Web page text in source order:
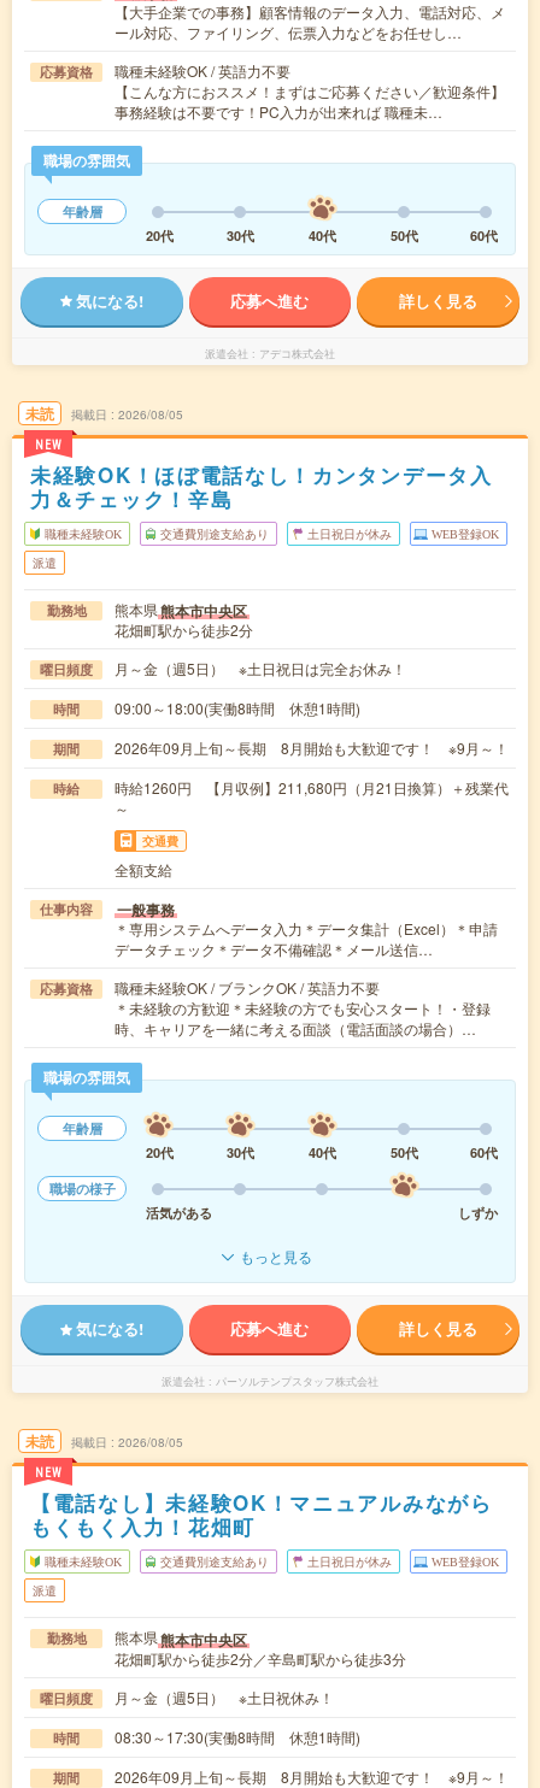
【大手企業での事務】顧客情報のデータ入力、電話対応、メ
ール対応、ファイリング、伝票入力などをお任せし…
応募資格
職種未経験OK / 英語力不要
【こんな方におススメ！まずはご応募ください／歓迎条件】
事務経験は不要です！PC入力が出来れば 職種未…
職場の雰囲気
年齢層
20代
30代 40代 50代 60代
気になる! 応募へ進む 詳しく見る
派遣会社 アデコ株式会社
未読
NEW
掲載日 2026/08/05
未経験OK！ほぼ電話なし！カンタンデータ入
力＆チェック！辛島
職種未経験OK 交通費別途支給あり 土日祝日が休み WEB登録OK
派遣
勤務地 熊本県熊本市中央区
花畑町駅から徒歩2分
曜日頻度 月～金（週5日） ※土日祝日は完全お休み！
時間 09:00～18:00(実働8時間 休憩1時間)
期間 2026年09月上旬～長期 8月開始も大歓迎です！ ※9月～！
時給
時給1260円 【月収例】211,680円（月21日換算）＋残業代
～
交通費
全額支給
仕事内容 一般事務
＊専用システムへデータ入力＊データ集計（Excel）＊申請
データチェック＊データ不備確認＊メール送信…
応募資格
職種未経験OK / ブランクOK / 英語力不要
＊未経験の方歓迎＊未経験の方でも安心スタート！・登録
時、キャリアを一緒に考える面談（電話面談の場合）…
職場の雰囲気
年齢層
20代
30代 40代 50代
60代
職場の様子
活気がある
しずか
もっと見る
気になる! 応募へ進む 詳しく見る
派遣会社 パーソルテンプスタッフ株式会社
未読
NEW
掲載日 2026/08/05
【電話なし】未経験OK！マニュアルみながら
もくもく入力！花畑町
職種未経験OK 交通費別途支給あり 土日祝日が休み WEB登録OK
派遣
勤務地 熊本県熊本市中央区
花畑町駅から徒歩2分／辛島町駅から徒歩3分
曜日頻度 月～金（週5日） ※土日祝休み！
時間 08:30～17:30(実働8時間 休憩1時間)
期間 2026年09月上旬～長期 8月開始も大歓迎です！ ※9月～！